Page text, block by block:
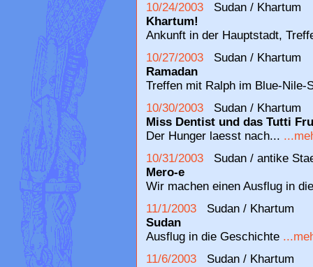
10/24/2003 Sudan / Khartum
Khartum!
Ankunft in der Hauptstadt,
10/27/2003 Sudan / Khartum
Ramadan
Treffen mit Ralph im Blue-Nile-
10/30/2003 Sudan / Khartum
Miss Dentist und das Tutti
Der Hunger laesst nach...
10/31/2003 Sudan / antike
Mero-e
Wir machen einen Ausflug in
11/1/2003 Sudan / Khartum
Sudan
Ausflug in die Geschichte
11/6/2003 Sudan / Khartum